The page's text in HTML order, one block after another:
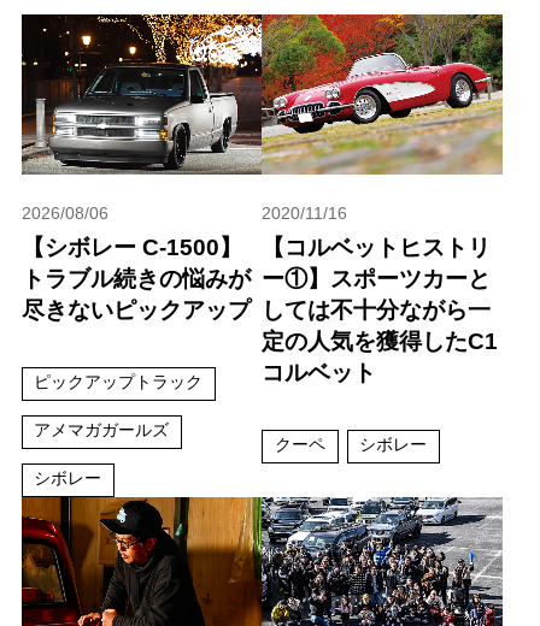
2026/08/06
【シボレー C-1500】
トラブル続きの悩みが
尽きないピックアップ
ピックアップトラック
アメマガガールズ
シボレー
2020/11/16
【コルベットヒストリ
ー①】スポーツカーと
しては不十分ながら一
定の人気を獲得したC1
コルベット
クーペ シボレー